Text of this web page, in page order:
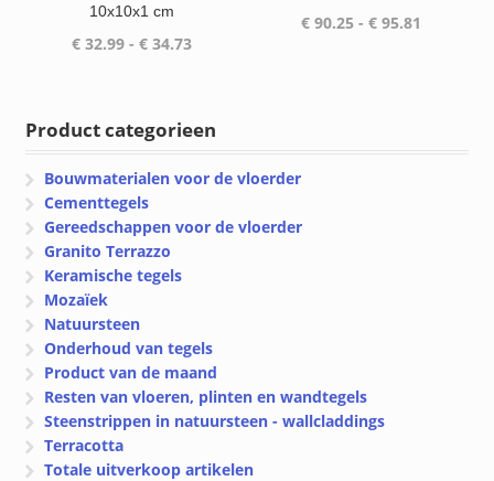
10x10x1 cm
€32.99 - €34.73Prijsklasse:
€ 90.25 - € 95.81
Product categorieen
Bouwmaterialen voor de vloerder
Cementtegels
Gereedschappen voor de vloerder
Granito Terrazzo
Keramische tegels
Mozaïek
Natuursteen
Onderhoud van tegels
Product van de maand
Resten van vloeren, plinten en wandtegels
Steenstrippen in natuursteen - wallcladdings
Terracotta
Totale uitverkoop artikelen